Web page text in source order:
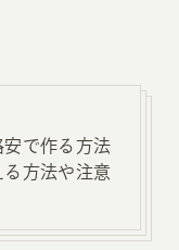
で作る方法
る方法や注意